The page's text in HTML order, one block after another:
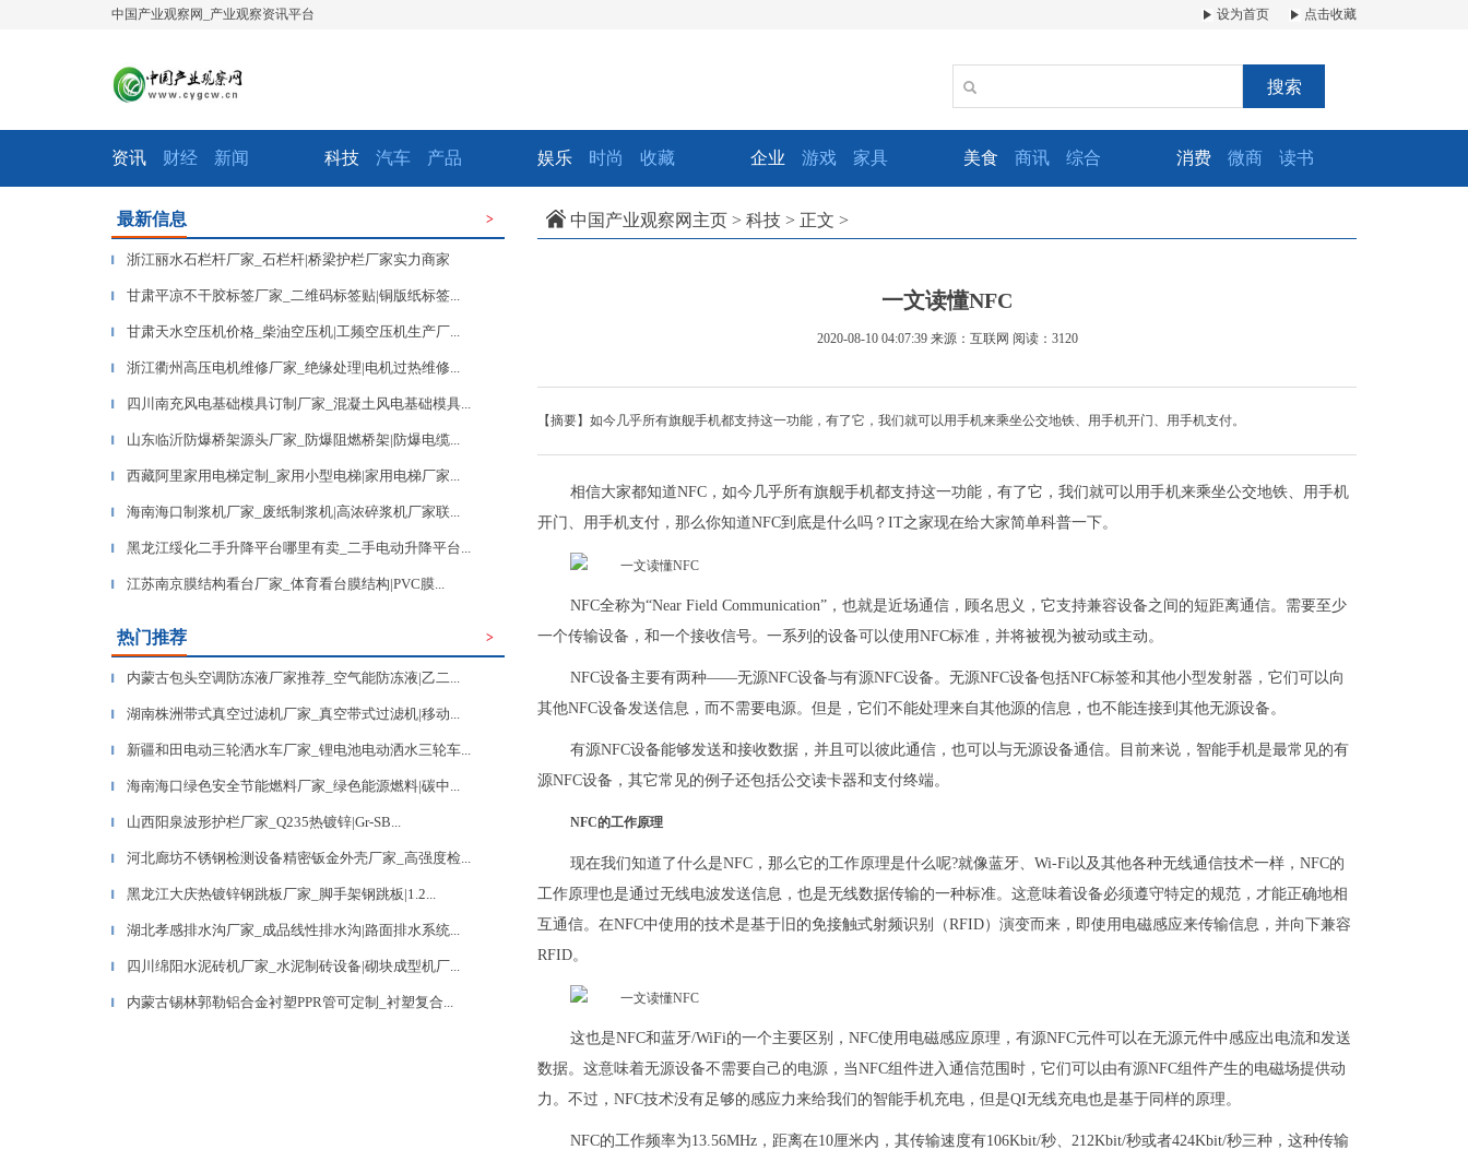
中国产业观察网_产业观察资讯平台 设为首页 点击收藏
搜索
资讯 财经 新闻 科技 汽车 产品 娱乐 时尚 收藏 企业 游戏 家具 美食 商讯 综合 消费 微商 读书
最新信息 >
▎ 浙江丽水石栏杆厂家_石栏杆|桥梁护栏厂家实力商家
▎ 甘肃平凉不干胶标签厂家_二维码标签贴|铜版纸标签...
▎ 甘肃天水空压机价格_柴油空压机|工频空压机生产厂...
▎ 浙江衢州高压电机维修厂家_绝缘处理|电机过热维修...
▎ 四川南充风电基础模具订制厂家_混凝土风电基础模具...
▎ 山东临沂防爆桥架源头厂家_防爆阻燃桥架|防爆电缆...
▎ 西藏阿里家用电梯定制_家用小型电梯|家用电梯厂家...
▎ 海南海口制浆机厂家_废纸制浆机|高浓碎浆机厂家联...
▎ 黑龙江绥化二手升降平台哪里有卖_二手电动升降平台...
▎ 江苏南京膜结构看台厂家_体育看台膜结构|PVC膜...
热门推荐 >
▎ 内蒙古包头空调防冻液厂家推荐_空气能防冻液|乙二...
▎ 湖南株洲带式真空过滤机厂家_真空带式过滤机|移动...
▎ 新疆和田电动三轮洒水车厂家_锂电池电动洒水三轮车...
▎ 海南海口绿色安全节能燃料厂家_绿色能源燃料|碳中...
▎ 山西阳泉波形护栏厂家_Q235热镀锌|Gr-SB...
▎ 河北廊坊不锈钢检测设备精密钣金外壳厂家_高强度检...
▎ 黑龙江大庆热镀锌钢跳板厂家_脚手架钢跳板|1.2...
▎ 湖北孝感排水沟厂家_成品线性排水沟|路面排水系统...
▎ 四川绵阳水泥砖机厂家_水泥制砖设备|砌块成型机厂...
▎ 内蒙古锡林郭勒铝合金衬塑PPR管可定制_衬塑复合...
中国产业观察网主页 > 科技 > 正文 >
一文读懂NFC
2020-08-10 04:07:39 来源：互联网 阅读：3120
【摘要】如今几乎所有旗舰手机都支持这一功能，有了它，我们就可以用手机来乘坐公交地铁、用手机开门、用手机支付。
相信大家都知道NFC，如今几乎所有旗舰手机都支持这一功能，有了它，我们就可以用手机来乘坐公交地铁、用手机
开门、用手机支付，那么你知道NFC到底是什么吗？IT之家现在给大家简单科普一下。
NFC全称为“Near Field Communication”，也就是近场通信，顾名思义，它支持兼容设备之间的短距离通信。需要至少
一个传输设备，和一个接收信号。一系列的设备可以使用NFC标准，并将被视为被动或主动。
NFC设备主要有两种——无源NFC设备与有源NFC设备。无源NFC设备包括NFC标签和其他小型发射器，它们可以向
其他NFC设备发送信息，而不需要电源。但是，它们不能处理来自其他源的信息，也不能连接到其他无源设备。
有源NFC设备能够发送和接收数据，并且可以彼此通信，也可以与无源设备通信。目前来说，智能手机是最常见的有
源NFC设备，其它常见的例子还包括公交读卡器和支付终端。
NFC的工作原理
现在我们知道了什么是NFC，那么它的工作原理是什么呢?就像蓝牙、Wi-Fi以及其他各种无线通信技术一样，NFC的
工作原理也是通过无线电波发送信息，也是无线数据传输的一种标准。这意味着设备必须遵守特定的规范，才能正确地相
互通信。在NFC中使用的技术是基于旧的免接触式射频识别（RFID）演变而来，即使用电磁感应来传输信息，并向下兼容
RFID。
这也是NFC和蓝牙/WiFi的一个主要区别，NFC使用电磁感应原理，有源NFC元件可以在无源元件中感应出电流和发送
数据。这意味着无源设备不需要自己的电源，当NFC组件进入通信范围时，它们可以由有源NFC组件产生的电磁场提供动
力。不过，NFC技术没有足够的感应力来给我们的智能手机充电，但是QI无线充电也是基于同样的原理。
NFC的工作频率为13.56MHz，距离在10厘米内，其传输速度有106Kbit/秒、212Kbit/秒或者424Kbit/秒三种，这种传输